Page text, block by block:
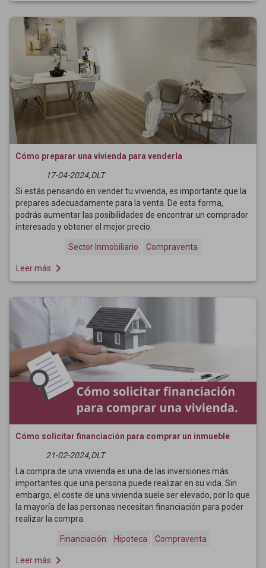
Cómo preparar una vivienda para venderla
17-04-2024,DLT
Si estás pensando en vender tu vivienda, es importante que la
prepares adecuadamente para la venta. De esta forma,
podrás aumentar las posibilidades de encontrar un comprador
interesado y obtener el mejor precio.
Sector Inmobiliario Compraventa
Leer más navigate_next
Cómo solicitar financiación para comprar un inmueble
21-02-2024,DLT
La compra de una vivienda es una de las inversiones más
importantes que una persona puede realizar en su vida. Sin
embargo, el coste de una vivienda suele ser elevado, por lo que
la mayoría de las personas necesitan financiación para poder
realizar la compra.
Financiación Hipoteca Compraventa
Leer más navigate_next